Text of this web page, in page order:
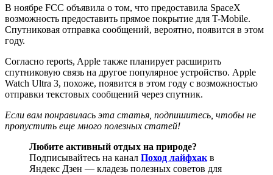
В ноябре FCC объявила о том, что предоставила SpaceX
возможность предоставить прямое покрытие для T-Mobile.
Спутниковая отправка сообщений, вероятно, появится в этом
году.
Согласно reports, Apple также планирует расширить
спутниковую связь на другое популярное устройство. Apple
Watch Ultra 3, похоже, появится в этом году с возможностью
отправки текстовых сообщений через спутник.
Если вам понравилась эта статья, подпишитесь, чтобы не
пропустить еще много полезных статей!
Любите активный отдых на природе?
Подписывайтесь на канал Поход лайфхакв
Яндекс Дзен — кладезь полезных советов для